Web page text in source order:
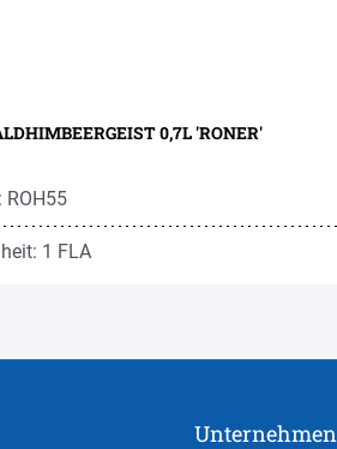
0,7L 'RONER'
ROH55
1 FLA
Unternehmen